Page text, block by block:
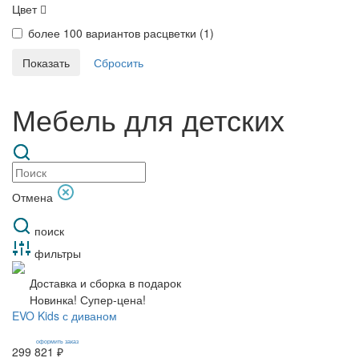
Цвет
более 100 вариантов расцветки (1)
Мебель для детских
Отмена
поиск
фильтры
Доставка и сборка в подарок
Новинка! Супер-цена!
EVO Kids с диваном
оформить заказ
299 821 ₽